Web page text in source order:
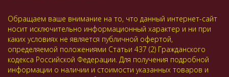
Обращаем ваше внимание на то, что данный интернет-сайт
носит исключительно информационный характер и ни при
каких условиях не является публичной офертой,
определяемой положениями Статьи 437 (2) Гражданского
кодекса Российской Федерации. Для получения подробной
информации о наличии и стоимости указанных товаров и